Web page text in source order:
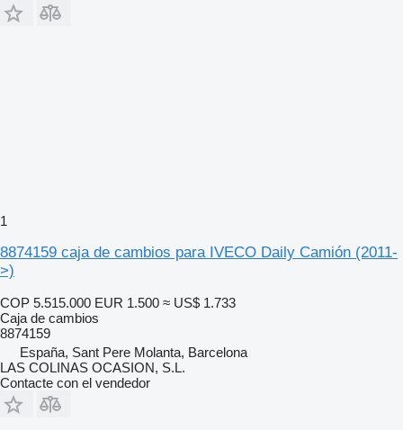
1
8874159 caja de cambios para IVECO Daily Camión (2011-
>)
COP 5.515.000 EUR 1.500 ≈ US$ 1.733
Caja de cambios
8874159
España, Sant Pere Molanta, Barcelona
LAS COLINAS OCASION, S.L.
Contacte con el vendedor